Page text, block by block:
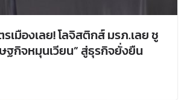
เมืองเลย! โลจิสติกส์ มรภ.เลย ชู
ฐกิจหมุนเวียน” สู่ธุรกิจยั่งยืน